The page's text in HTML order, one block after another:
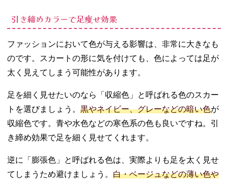
引き締めカラーで足痩せ効果
ファッションにおいて色が与える影響は、非常に大きなも
のです。スカートの形に気を付けても、色によっては足が
太く見えてしまう可能性があります。
足を細く見せたいのなら「収縮色」と呼ばれる色のスカー
トを選びましょう。 黒やネイビー、グレーなどの暗い色が
収縮色です。青や水色などの寒色系の色も良いですね。引
き締め効果で足を細く見せてくれます。
逆に「膨張色」と呼ばれる色は、実際よりも足を太く見せ
てしまうため避けましょう。 白・ベージュなどの薄い色や